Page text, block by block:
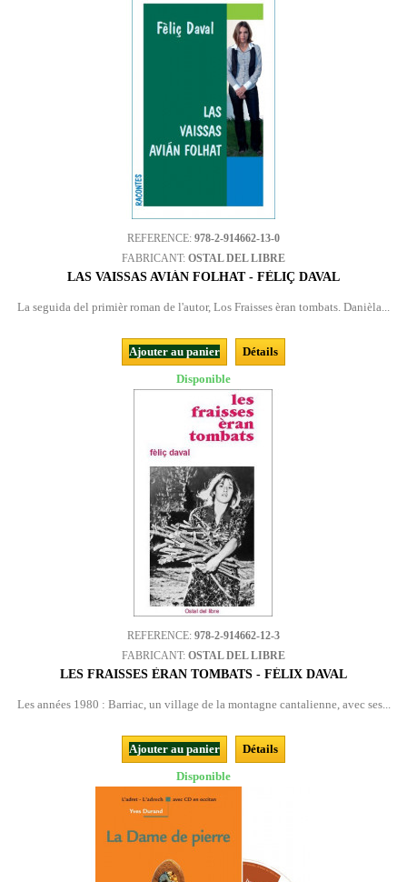
REFERENCE: 978-2-914662-13-0
FABRICANT: OSTAL DEL LIBRE
LAS VAISSAS AVIÁN FOLHAT - FÈLIÇ DAVAL
La seguida del primièr roman de l'autor, Los Fraisses èran tombats. Danièla...
Ajouter au panier
Détails
Disponible
REFERENCE: 978-2-914662-12-3
FABRICANT: OSTAL DEL LIBRE
LES FRAISSES ÈRAN TOMBATS - FÉLIX DAVAL
Les années 1980 : Barriac, un village de la montagne cantalienne, avec ses...
Ajouter au panier
Détails
Disponible